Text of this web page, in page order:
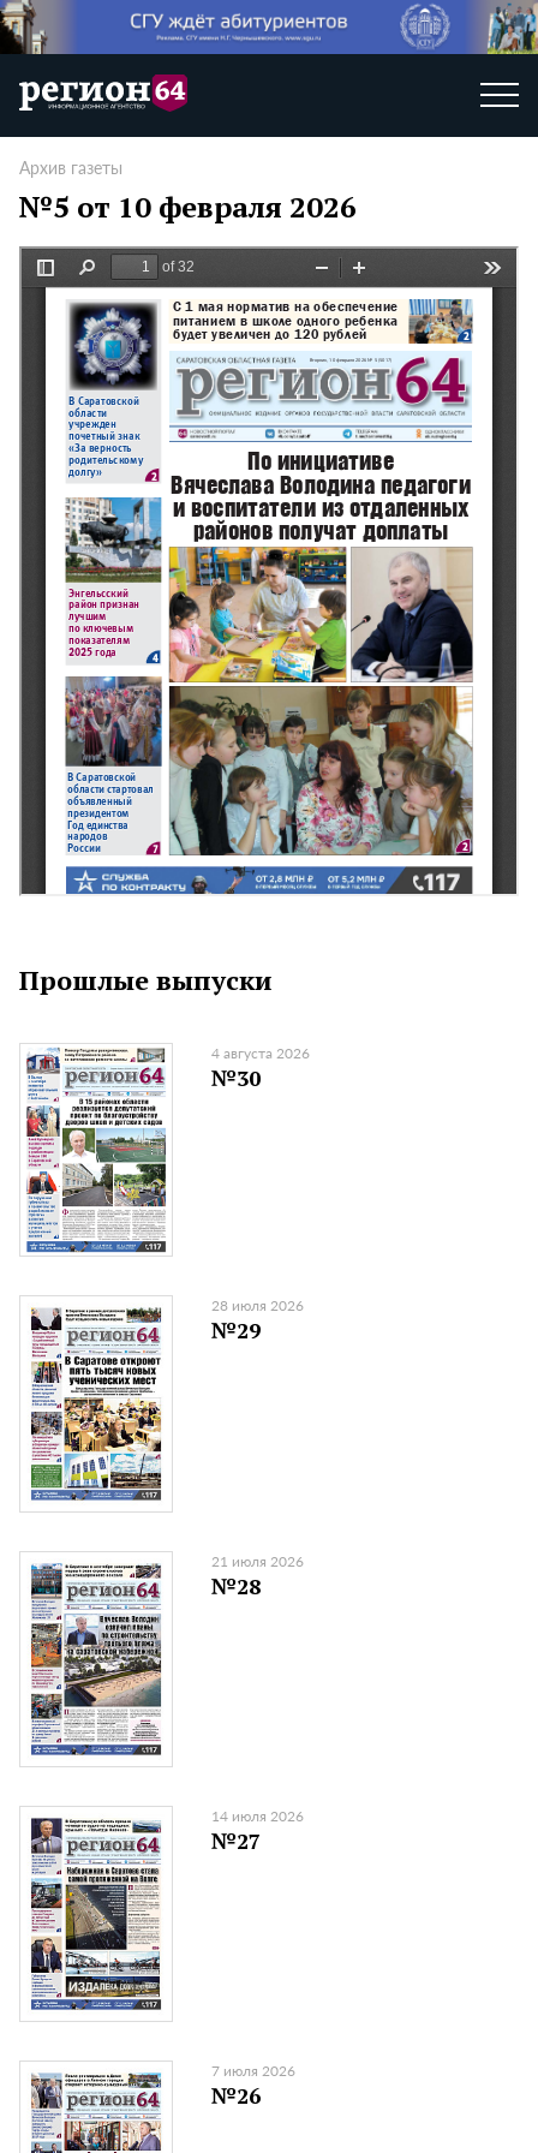
Архив газеты
№5 от 10 февраля 2026
Прошлые выпуски
4 августа 2026
№30
28 июля 2026
№29
21 июля 2026
№28
14 июля 2026
№27
7 июля 2026
№26